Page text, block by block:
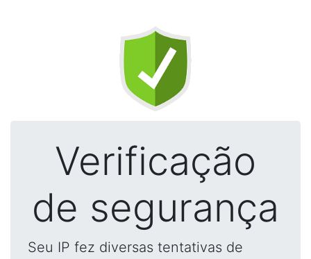
Verificação
de segurança
Seu IP fez diversas tentativas de